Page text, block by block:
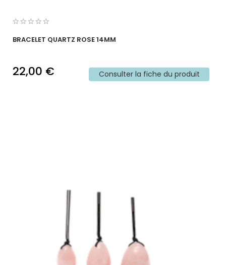
BRACELET QUARTZ ROSE 14MM
22,00 € Consulter la fiche du produit